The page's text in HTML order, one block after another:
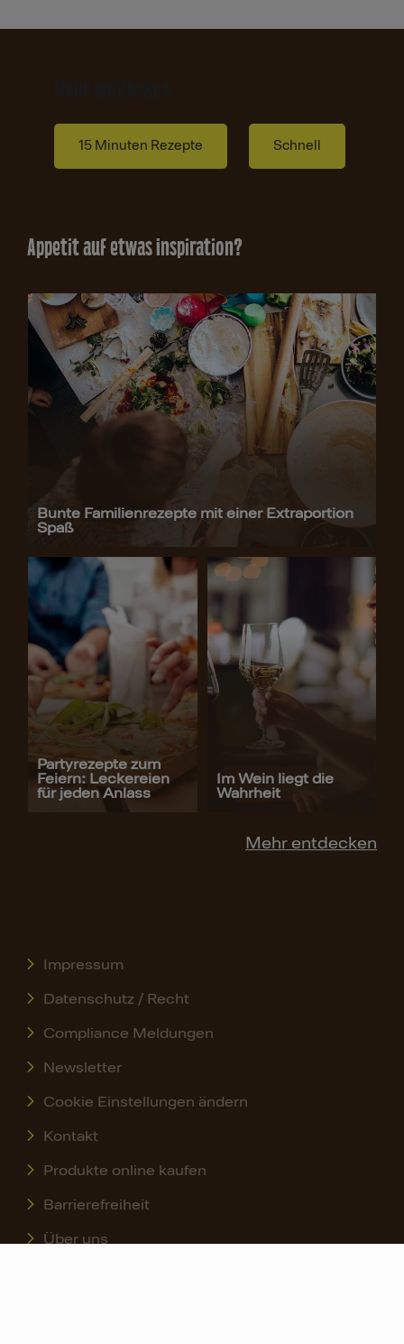
15 Minuten Rezepte Schnell
Appetit auf etwas Inspiration?
Bunte Familienrezepte mit einer Extraportion
Spaß
Partyrezepte zum
Feiern: Leckereien
für jeden Anlass
Im Wein liegt die
Wahrheit
Mehr entdecken
Impressum
Datenschutz / Recht
Compliance Meldungen
Newsletter
Cookie Einstellungen ändern
Kontakt
Produkte online kaufen
Barrierefreiheit
Über uns